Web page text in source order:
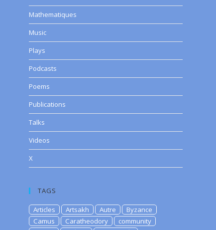
Mathematiques
Music
Plays
Podcasts
Poems
Publications
Talks
Videos
X
TAGS
Articles Artsakh Autre
Byzance
Camus
Caratheodory
community